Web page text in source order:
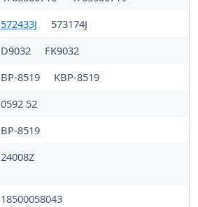
572433J
573174J
D9032
FK9032
BP-8519
KBP-8519
0592 52
BP-8519
24008Z
18500058043